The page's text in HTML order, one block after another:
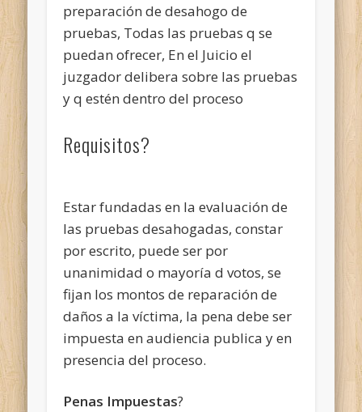
preparación de desahogo de
pruebas, Todas las pruebas q se
puedan ofrecer, En el Juicio el
juzgador delibera sobre las pruebas
y q estén dentro del proceso
Requisitos?
Estar fundadas en la evaluación de
las pruebas desahogadas, constar
por escrito, puede ser por
unanimidad o mayoría d votos, se
fijan los montos de reparación de
daños a la víctima, la pena debe ser
impuesta en audiencia publica y en
presencia del proceso.
Penas Impuestas?